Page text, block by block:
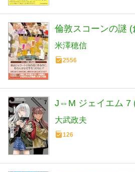
倫敦スコーンの謎
米澤穂信
2556
J⇔M ジェイエム 7
大武政夫
126